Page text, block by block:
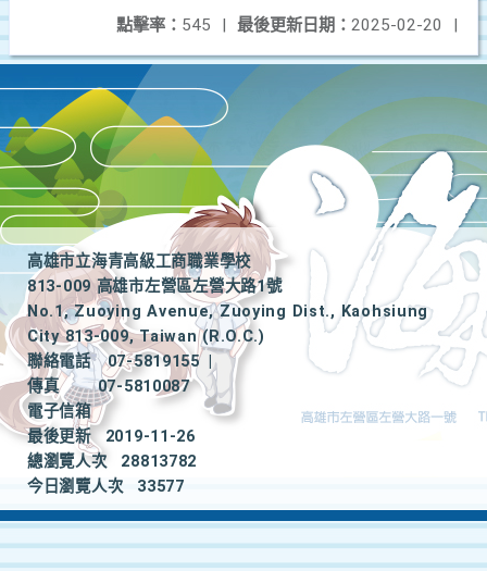
最後更新日期： 2025-02-20 |
點擊率： 545 |
高雄市立海青高級工商職業學校
813-009 高雄市左營區左營大路1號
No.1, Zuoying Avenue, Zuoying Dist., Kaohsiung
City 813-009, Taiwan (R.O.C.)
聯絡電話
07-5819155
|
傳真
07-5810087
電子信箱
最後更新
2019-11-26
總瀏覽人次
28813782
今日瀏覽人次
33577